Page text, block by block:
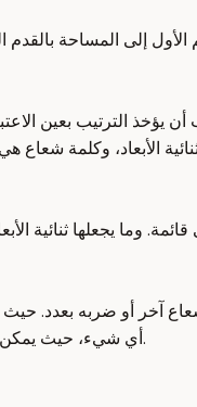
الترتيب بعين
آخر أو ضربه بعدد. حيث
أي شيء، حيث يمكن جمعه مع شعاع آخر أو ضربه بعدد.